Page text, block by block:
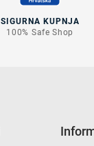
SIGURNA KUPNJA
100% Safe Shop